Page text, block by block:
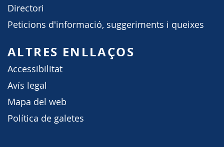
Directori
Peticions d'informació, suggeriments i queixes
ALTRES ENLLAÇOS
Accessibilitat
Avís legal
Mapa del web
Política de galetes